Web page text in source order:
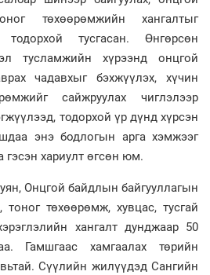
төхөөрөмжийн хангалтыг
тодорхой тусгасан. Өнгөрсөн
тусламжийн хүрээнд онцгой
чадавхыг бэхжүүлэх, хүчин
сайжруулах чиглэлээр
тодорхой үр дүнд хүрсэн
энэ бодлогын арга хэмжээг
хариулт өгсөн юм.
Онцгой байдлын байгууллагын
тоног төхөөрөмж, хувцас, тусгай
хангалт дунджаар 50
Гамшгаас хамгаалах төрийн
Сүүлийн жилүүдэд Сангийн